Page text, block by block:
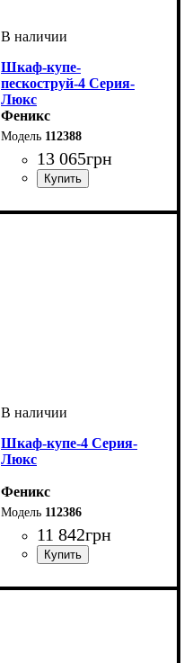
Шкаф-купе-
пескоструй-4 Серия-
Люкс
Феникс
112388
13 065грн
Шкаф-купе-4 Серия-
Люкс
Феникс
112386
11 842грн